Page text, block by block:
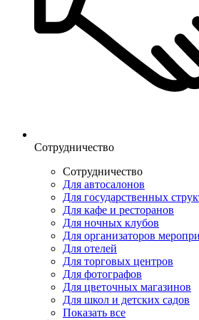
Сотрудничество
Сотрудничество
Для автосалонов
Для государственных
Для кафе и ресторанов
Для ночных клубов
Для организаторов
Для отелей
Для торговых центров
Для фотографов
Для цветочных магазинов
Для школ и детских садов
Показать все